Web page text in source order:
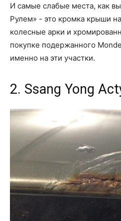
И самые слабые места, как
Рулем» - это кромка крыши
колесные арки и
покупке подержанного
именно на эти участки.
2. Ssang Yong